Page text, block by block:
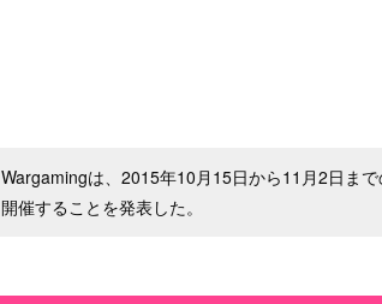
Wargamingは、2015年10月15日から11月2日ま
開催することを発表した。